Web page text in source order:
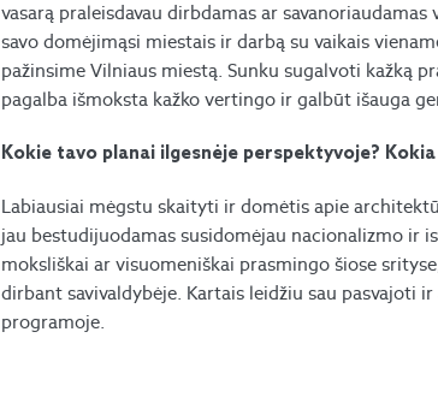
vasarą praleisdavau dirbdamas ar
savo domėjimąsi miestais ir darbą su vaikais
pažinsime Vilniaus miestą. Sunku sugalvoti kažką
pagalba išmoksta kažko vertingo ir galbūt išauga
Kokie tavo planai ilgesnėje perspektyvoje?
Labiausiai mėgstu skaityti ir domėtis apie
jau bestudijuodamas susidomėjau nacionalizmo ir
moksliškai ar visuomeniškai prasmingo šiose
dirbant savivaldybėje. Kartais leidžiu sau pasvajoti
programoje.